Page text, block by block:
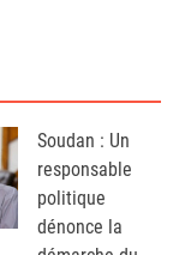
Soudan : Un
responsable
politique
dénonce la